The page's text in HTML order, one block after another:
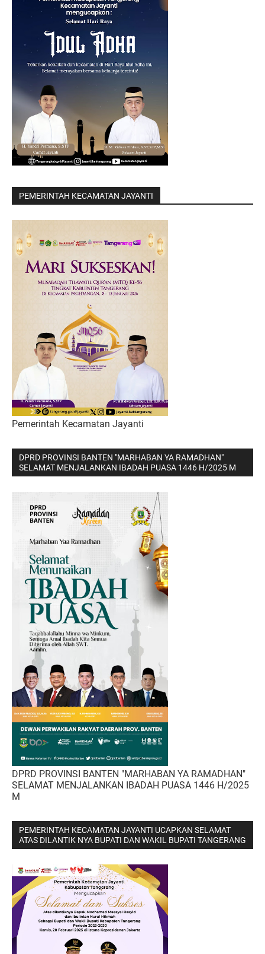
PEMERINTAH KECAMATAN JAYANTI
Pemerintah Kecamatan Jayanti
DPRD PROVINSI BANTEN "MARHABAN YA RAMADHAN"
SELAMAT MENJALANKAN IBADAH PUASA 1446 H/2025 M
DPRD PROVINSI BANTEN "MARHABAN YA RAMADHAN"
SELAMAT MENJALANKAN IBADAH PUASA 1446 H/2025
M
PEMERINTAH KECAMATAN JAYANTI UCAPKAN SELAMAT
ATAS DILANTIK NYA BUPATI DAN WAKIL BUPATI TANGERANG